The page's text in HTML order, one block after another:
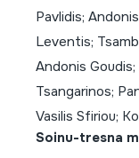
Pavlidis;
Leventis;
Andonis
Tsangarinos;
Vasilis Sfiriou;
Soinu-tresna